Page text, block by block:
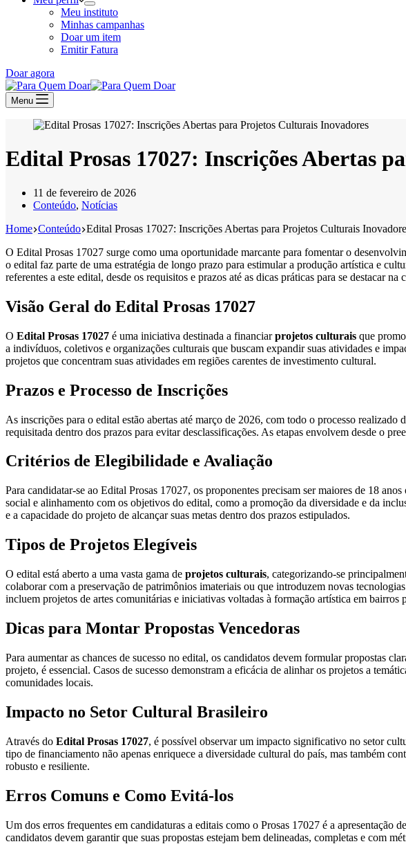
Meu instituto
Minhas campanhas
Doar um item
Emitir Fatura
Doar agora
Menu
Edital Prosas 17027: Inscrições Abertas
11 de fevereiro de 2026
Conteúdo, Notícias
Home Conteúdo Edital Prosas 17027: Inscrições Abertas para Projetos Culturais
O Edital Prosas 17027 surge como uma oportunidade marcante para fomentar o
o edital faz parte de uma estratégia de longo prazo para estimular a produção artística e
referentes a este edital, desde os requisitos e prazos até as dicas práticas para se destacar na
Visão Geral do Edital Prosas 17027
O Edital Prosas 17027 é uma iniciativa destinada a financiarprojetos culturais que
a indivíduos, coletivos e organizações culturais que buscam expandir suas atividades e
projetos que concentram suas atividades em regiões carentes de investimento cultural.
Prazos e Processo de Inscrições
As inscrições para o edital estão abertas até março de 2026, com todo o processo
requisitada dentro dos prazos para evitar desclassificações. As etapas envolvem desde o
Critérios de Elegibilidade e Avaliação
Para candidatar-se ao Edital Prosas 17027, os proponentes precisam ser maiores de 18
social e alinhamento com os objetivos do edital, como a promoção da diversidade e da
e a capacidade do projeto de alcançar suas metas dentro dos prazos estipulados.
Tipos de Projetos Elegíveis
O edital está aberto a uma vasta gama de projetos culturais, categorizando-se
colaborar com a preservação de patrimônios imateriais ou que introduzem novas
incluem projetos de artes comunitárias e iniciativas voltadas à formação artística em bairros
Dicas para Montar Propostas Vencedoras
Para aumentar as chances de sucesso no edital, os candidatos devem formular propostas
projeto, é essencial. Casos de sucesso demonstram a eficácia de alinhar os projetos a
comunidades locais.
Impacto no Setor Cultural Brasileiro
Através do Edital Prosas 17027, é possível observar um impacto significativo no setor
tipo de financiamento não apenas enriquece a diversidade cultural do país, mas também
robusto e resiliente.
Erros Comuns e Como Evitá-los
Um dos erros frequentes em candidaturas a editais como o Prosas 17027 é a apresentação
candidatos devem garantir que suas propostas estejam bem delineadas, completas e com